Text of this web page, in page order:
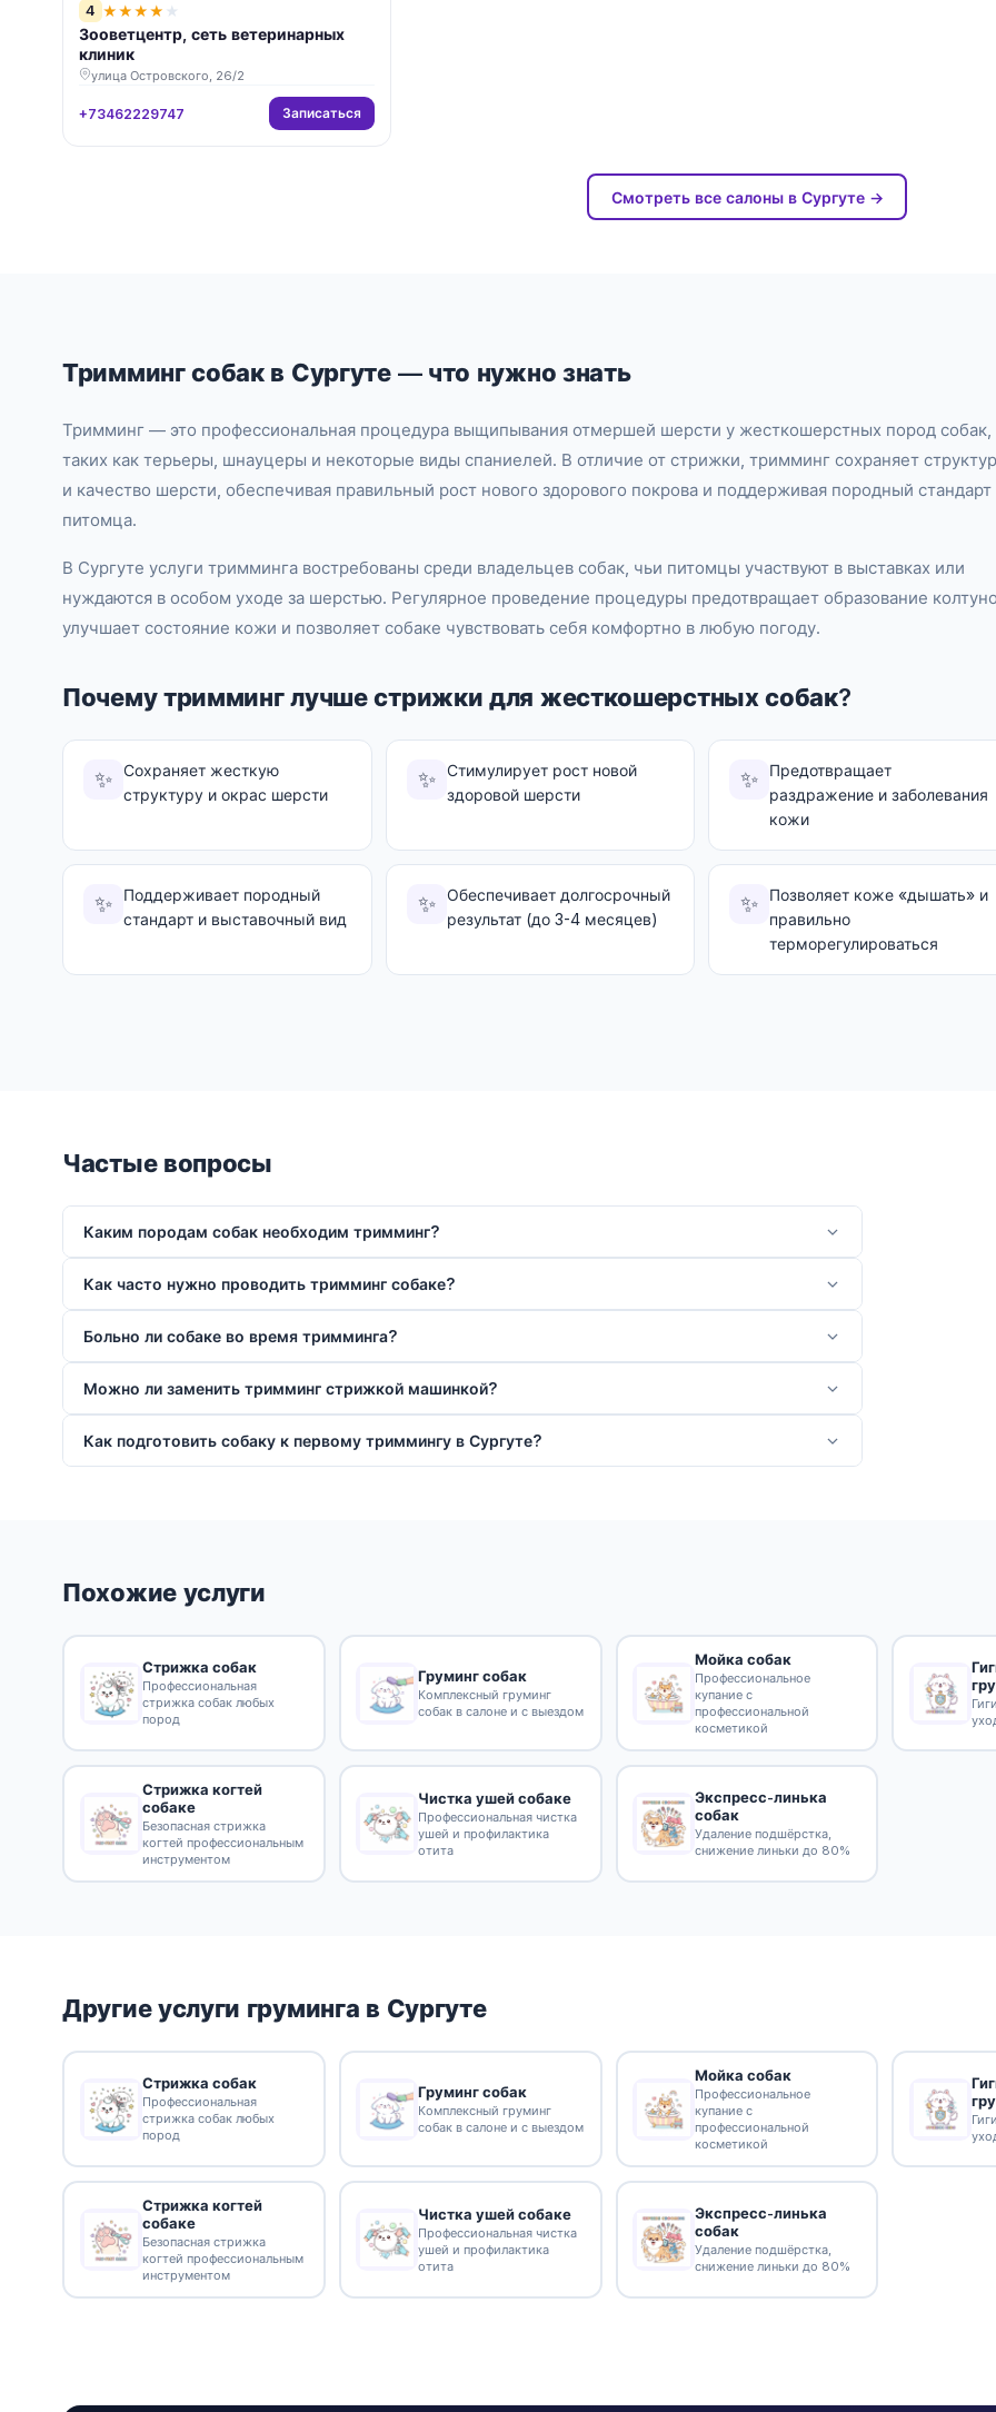
4 ★★★★ ★
Зооветцентр, сеть ветеринарных
клиник
улица Островского, 26/2
+73462229747 Записаться
Смотреть все салоны в Сургуте →
Тримминг собак в Сургуте — что нужно знать
Тримминг — это профессиональная процедура выщипывания отмершей шерсти у жесткошерстных пород собак,
таких как терьеры, шнауцеры и некоторые виды спаниелей. В отличие от стрижки, тримминг сохраняет
и качество шерсти, обеспечивая правильный рост нового здорового покрова и поддерживая породный стандарт
питомца.
В Сургуте услуги тримминга востребованы среди владельцев собак, чьи питомцы участвуют в выставках или
нуждаются в особом уходе за шерстью. Регулярное проведение процедуры предотвращает образование
улучшает состояние кожи и позволяет собаке чувствовать себя комфортно в любую погоду.
Почему тримминг лучше стрижки для жесткошерстных собак?
✨ Сохраняет жесткую
структуру и окрас шерсти
✨
Стимулирует рост новой
здоровой шерсти
✨
Предотвращает
раздражение и заболевания
кожи
✨
Поддерживает породный
стандарт и выставочный вид
✨
Обеспечивает долгосрочный
результат (до 3-4 месяцев)
✨
Позволяет коже «дышать» и
правильно
терморегулироваться
Частые вопросы
Каким породам собак необходим тримминг?
Как часто нужно проводить тримминг собаке?
Больно ли собаке во время тримминга?
Можно ли заменить тримминг стрижкой машинкой?
Как подготовить собаку к первому триммингу в Сургуте?
Похожие услуги
Стрижка собак
Профессиональная
стрижка собак любых
пород
Груминг собак
Комплексный груминг
собак в салоне и с выездом
Мойка собак
Профессиональное
купание с
профессиональной
косметикой
Стрижка когтей
собаке
Безопасная стрижка
когтей профессиональным
инструментом
Чистка ушей собаке
Профессиональная чистка
ушей и профилактика
отита
Экспресс-линька
собак
Удаление подшёрстка,
снижение линьки до 80%
Другие услуги груминга в Сургуте
Стрижка собак
Профессиональная
стрижка собак любых
пород
Груминг собак
Комплексный груминг
собак в салоне и с выездом
Мойка собак
Профессиональное
купание с
профессиональной
косметикой
Стрижка когтей
собаке
Безопасная стрижка
когтей профессиональным
инструментом
Чистка ушей собаке
Профессиональная чистка
ушей и профилактика
отита
Экспресс-линька
собак
Удаление подшёрстка,
снижение линьки до 80%